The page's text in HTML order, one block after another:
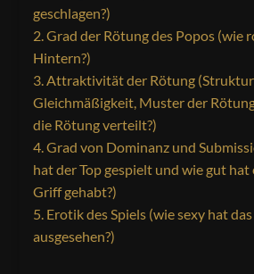
geschlagen?)
Grad der Rötung des Popos (wie
Hintern?)
Attraktivität der Rötung
Gleichmäßigkeit, Muster der
die Rötung verteilt?)
Grad von Dominanz und
hat der Top gespielt und wie gut hat
Griff gehabt?)
Erotik des Spiels (wie sexy hat das
ausgesehen?)